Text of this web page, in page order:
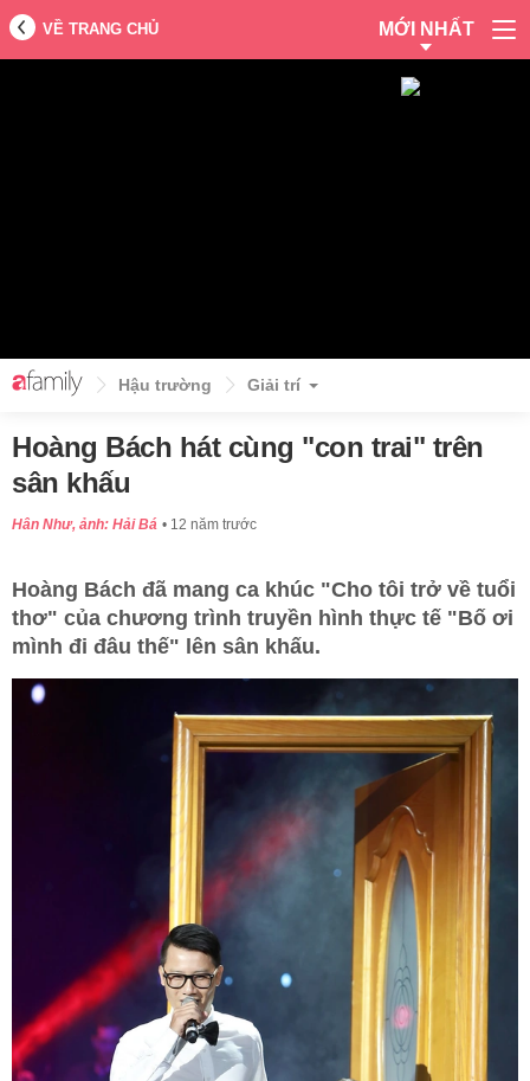
VỀ TRANG CHỦ MỚI NHẤT
Hậu trường Giải trí
Hoàng Bách hát cùng "con trai" trên
sân khấu
Hân Như, ảnh: Hải Bá 12 năm trước
Hoàng Bách đã mang ca khúc "Cho tôi trở về tuổi
thơ" của chương trình truyền hình thực tế "Bố ơi
mình đi đâu thế" lên sân khấu.